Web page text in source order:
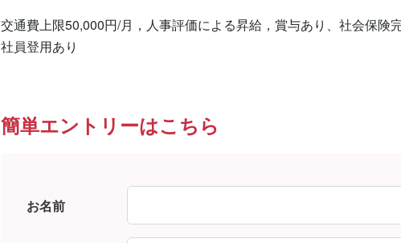
交通費上限50,000円/月，人事評価による昇給，賞与あり、社会保険
社員登用あり
簡単エントリーはこちら
お名前